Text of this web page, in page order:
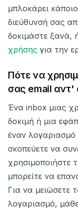
μπλοκάρει
διεύθυνσή σας
δοκιμάστε ξανά,
χρήσης για την
Πότε να
σας email αντ'
Ένα inbox μιας
δοκιμή ή μια
έναν
σκοπεύετε να
χρησιμοποιήστε
μπορείτε να
Για να μειώσετε
λογαριασμό,